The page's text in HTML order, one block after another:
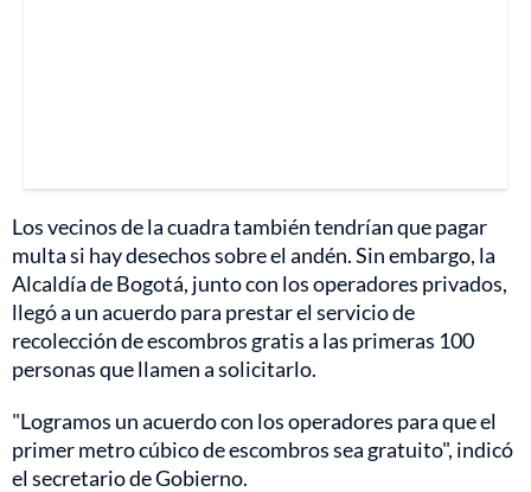
Los vecinos de la cuadra también tendrían que pagar
multa si hay desechos sobre el andén. Sin embargo, la
Alcaldía de Bogotá, junto con los operadores privados,
llegó a un acuerdo para prestar el servicio de
recolección de escombros gratis a las primeras 100
personas que llamen a solicitarlo.
"Logramos un acuerdo con los operadores para que el
primer metro cúbico de escombros sea gratuito", indicó
el secretario de Gobierno.